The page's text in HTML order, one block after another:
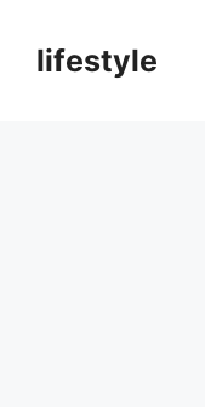
lifestyle